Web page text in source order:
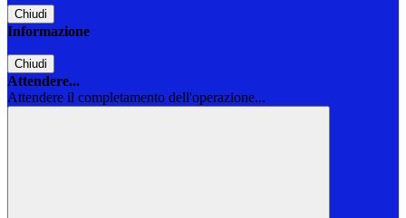
Chiudi
Informazione
Chiudi
Attendere...
Attendere il completamento dell'operazione...